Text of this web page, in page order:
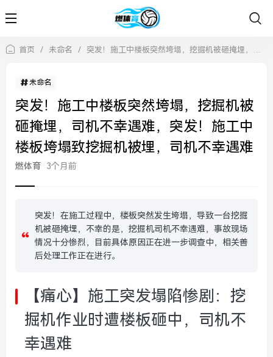
首页 / 未命名 / 突发！施工中楼板突然垮塌，挖掘机被砸掩埋，司机不幸遇难，突发！施工中楼板垮塌致挖掘机被埋，司机不幸遇难
未命名
突发！施工中楼板突然垮塌，挖掘机被
砸掩埋，司机不幸遇难，突发！施工中
楼板垮塌致挖掘机被埋，司机不幸遇难
燃体育 3个月前
突发！在施工过程中，楼板突然发生垮塌，导致一台挖掘
机被砸掩埋，不幸的是，挖掘机司机不幸遇难，事故现场
情况十分惨烈，目前具体原因正在进一步调查中，相关善
后处理工作正在进行。
【痛心】施工突发塌陷惨剧：挖
掘机作业时遭楼板砸中，司机不
幸遇难